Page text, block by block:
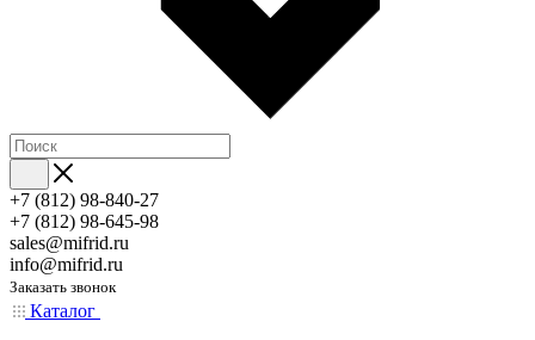
+7 (812) 98-840-27
+7 (812) 98-645-98
sales@mifrid.ru
info@mifrid.ru
Заказать звонок
Каталог